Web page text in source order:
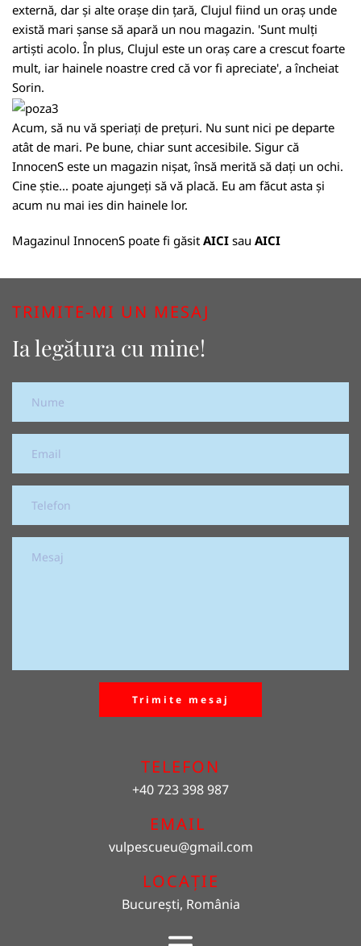
externă, dar și alte orașe din țară, Clujul fiind un oraș unde
există mari șanse să apară un nou magazin. 'Sunt mulți
artiști acolo. În plus, Clujul este un oraș care a crescut foarte
mult, iar hainele noastre cred că vor fi apreciate', a încheiat
Sorin.
Acum, să nu vă speriați de prețuri. Nu sunt nici pe departe
atât de mari. Pe bune, chiar sunt accesibile. Sigur că
InnocenS este un magazin nișat, însă merită să dați un ochi.
Cine știe... poate ajungeți să vă placă. Eu am făcut asta și
acum nu mai ies din hainele lor.
Magazinul InnocenS poate fi găsit AICI sau AICI
TRIMITE-MI UN MESAJ
Ia legătura cu mine!
Trimite mesaj
TELEFON
+40 723 398 987
EMAIL
vulpescueu@gmail.com
LOCAȚIE
București, România